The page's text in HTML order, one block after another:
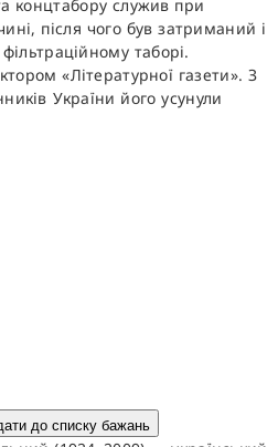
концтабору служив при
після чого був затриманий і
таборі.
«Літературної газети». З
України його усунули
до списку бажань